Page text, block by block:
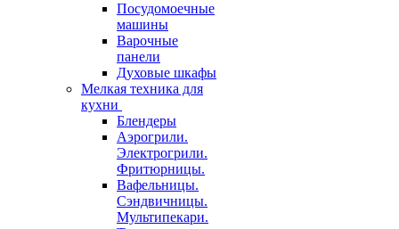
Посудомоечные
машины
Варочные
панели
Духовые шкафы
Мелкая техника для
кухни
Блендеры
Аэрогрили.
Электрогрили.
Фритюрницы.
Вафельницы.
Сэндвичницы.
Мультипекари.